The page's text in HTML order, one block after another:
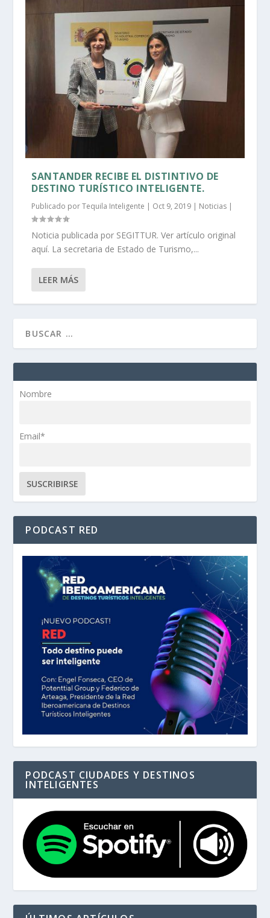
SANTANDER RECIBE EL DISTINTIVO DE
DESTINO TURÍSTICO INTELIGENTE.
Publicado porTequila Inteligente | Oct 9, 2019 | Noticias |
Noticia publicada por SEGITTUR. Ver artículo original
aquí. La secretaria de Estado de Turismo,...
LEER MÁS
Nombre
Email*
PODCAST RED
PODCAST CIUDADES Y DESTINOS
INTELIGENTES